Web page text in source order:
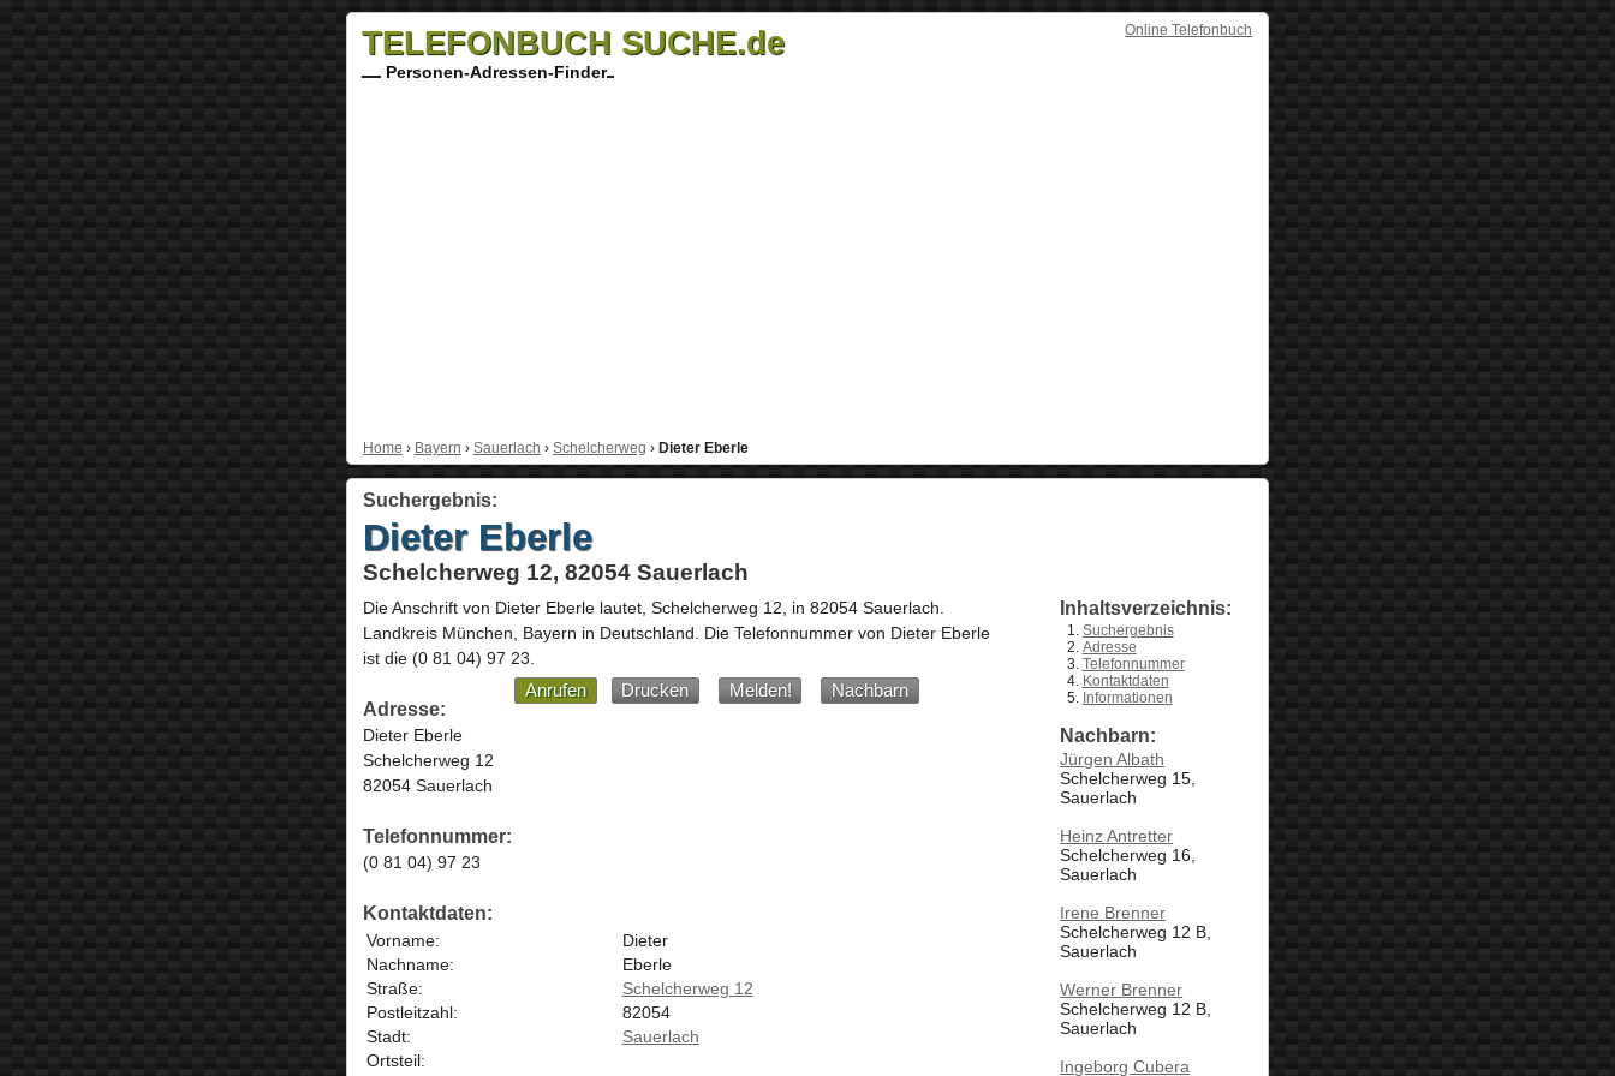
Online Telefonbuch
TELEFONBUCH SUCHE.de
Personen-Adressen-Finder
Home › Bayern › Sauerlach › Schelcherweg › Dieter Eberle
Suchergebnis:
Dieter Eberle
Schelcherweg 12, 82054 Sauerlach
Die Anschrift von Dieter Eberlelautet, Schelcherweg 12 , in 82054 Sauerlach
Landkreis München, Bayern in Deutschland
Die Telefonnummer von Dieter Eberle
ist die (0 81 04) 97 23
Anrufen Drucken Melden!
Nachbarn
Adresse:
Dieter Eberle
Schelcherweg 12
82054 Sauerlach
Telefonnummer:
(0 81 04) 97 23
Kontaktdaten:
Vorname:
Dieter
Nachname:
Eberle
Straße:
Schelcherweg 12
Postleitzahl:
82054
Stadt:
Sauerlach
Ortsteil:
Inhaltsverzeichnis:
Suchergebnis
Adresse
Telefonnummer
Kontaktdaten
Informationen
Nachbarn:
Jürgen Albath
Schelcherweg 15,
Sauerlach
Heinz Antretter
Schelcherweg 16,
Sauerlach
Irene Brenner
Schelcherweg 12 B,
Sauerlach
Werner Brenner
Schelcherweg 12 B,
Sauerlach
Ingeborg Cubera